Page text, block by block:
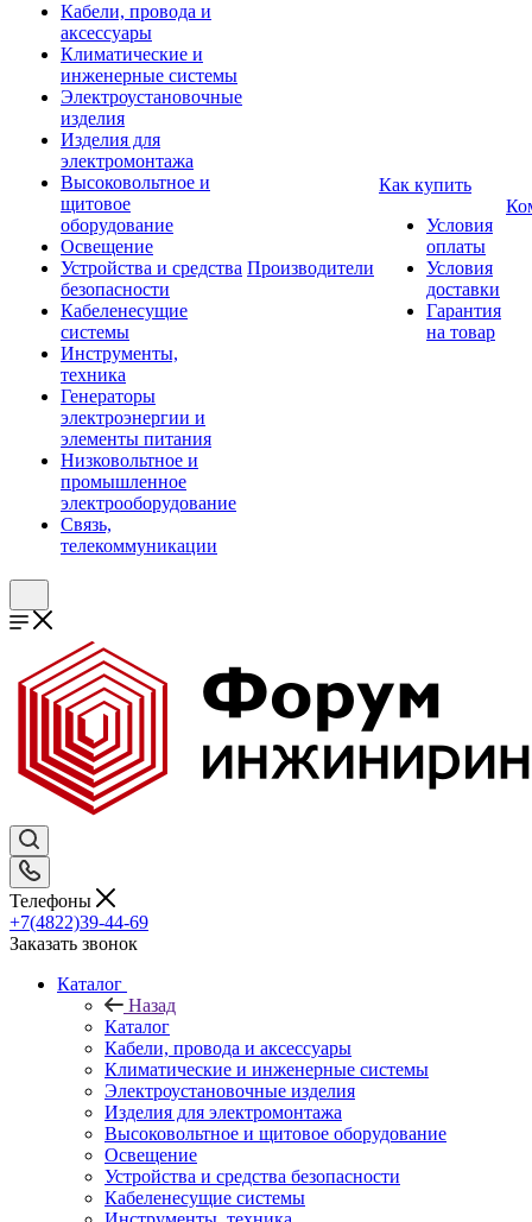
Кабели, провода и
аксессуары
Климатические и
инженерные системы
Электроустановочные
изделия
Изделия для
электромонтажа
Высоковольтное и
щитовое
оборудование
Освещение
Устройства и средства
безопасности
Кабеленесущие
системы
Инструменты,
техника
Генераторы
электроэнергии и
элементы питания
Низковольтное и
промышленное
электрооборудование
Связь,
телекоммуникации
Производители
Как купить
Условия
оплаты
Условия
доставки
Гарантия
на товар
Телефоны
+7(4822)39-44-69
Заказать звонок
Каталог
Назад
Каталог
Кабели, провода и аксессуары
Климатические и инженерные системы
Электроустановочные изделия
Изделия для электромонтажа
Высоковольтное и щитовое оборудование
Освещение
Устройства и средства безопасности
Кабеленесущие системы